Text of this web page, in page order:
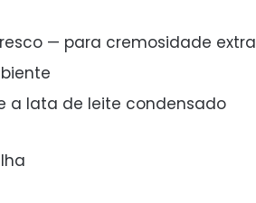
— para cremosidade extra
a lata de leite condensado